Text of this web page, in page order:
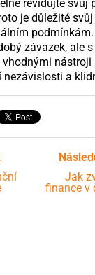
revidujte svůj
je důležité
závazek, ale
nástroji
a
Jak
finance v